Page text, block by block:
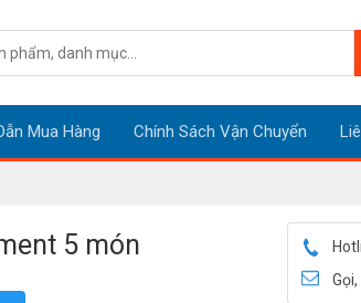
Mua Hàng Chính Sách Vận Chuyển
5 món